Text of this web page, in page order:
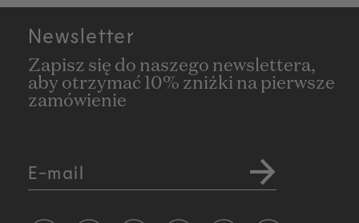
Newsletter
Zapisz się do naszego newslettera,
aby otrzymać 10% zniżki na pierwsze
zamówienie
E-mail